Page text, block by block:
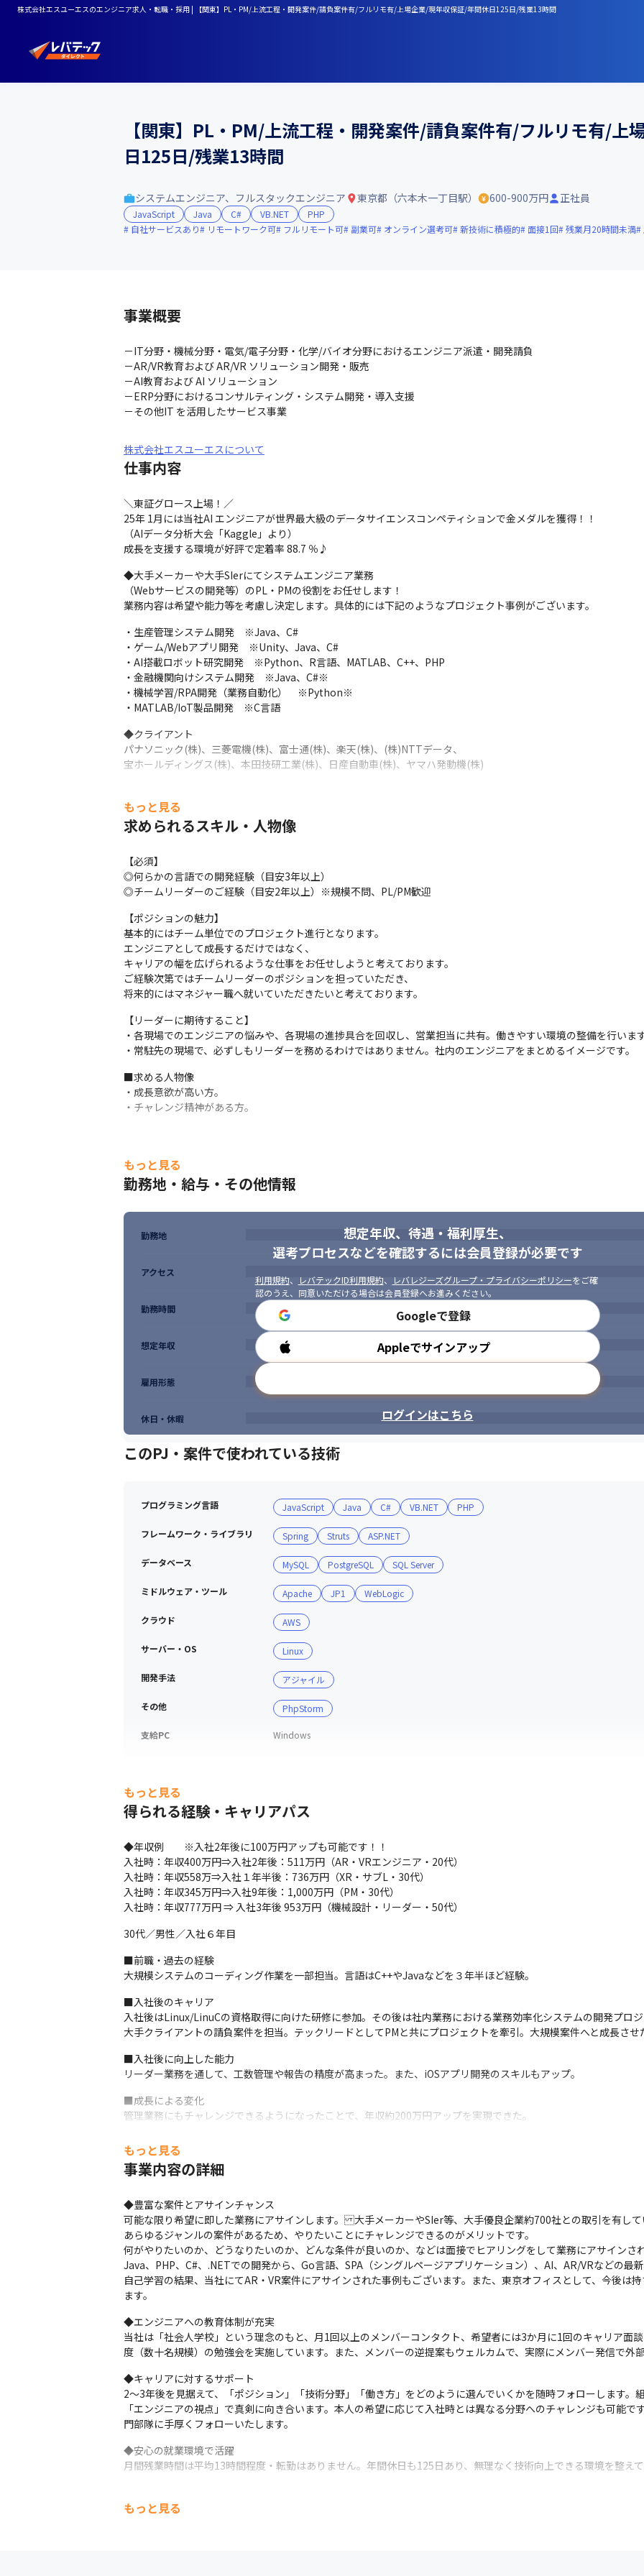
株式会社エスユーエスのエンジニア求人・転職・採用 | 【関東】PL・PM/上流工程・開発案件/請負案件有/フルリモ有/上場企業/現年収保証/年間休日125日/残業13時間
【関東】PL・PM/上流工程・開発案件/請負案件有/フルリモ有/上
日125日/残業13時間
システムエンジニア、フルスタックエンジニア 東京都（六本木一丁目駅） 600-900万円 正社員
JavaScript Java C# VB.NET
PHP
自社サービスあり
リモートワーク可 フルリモート可 副業可 オンライン選考可 新技術に積極的 面接1回 残業月20時間未満
事業概要
－IT分野・機械分野・電気/電子分野・化学/バイオ分野におけるエンジニア派遣・開発請負
－AR/VR教育および AR/VR ソリューション開発・販売
－AI教育および AI ソリューション
－ERP分野におけるコンサルティング・システム開発・導入支援
－その他IT を活用したサービス事業
株式会社エスユーエスについて
仕事内容
＼東証グロース上場！／
25年 1月には当社AI エンジニアが世界最大級のデータサイエンスコンペティションで金メダルを獲得！！
（AIデータ分析大会「Kaggle」より）
成長を支援する環境が好評で定着率 88.7 ％♪
◆大手メーカーや大手SIerにてシステムエンジニア業務
（Webサービスの開発等）のPL・PMの役割をお任せします！
業務内容は希望や能力等を考慮し決定します。具体的には下記のようなプロジェクト事例がございます。
・生産管理システム開発　※Java、C#
・ゲーム/Webアプリ開発　※Unity、Java、C#
・AI搭載ロボット研究開発　※Python、R言語、MATLAB、C++、PHP
・金融機関向けシステム開発　※Java、C#※
・機械学習/RPA開発（業務自動化）　※Python※
・MATLAB/IoT製品開発　※C言語
◆クライアント
パナソニック(株)、三菱電機(株)、富士通(株)、楽天(株)、(株)NTTデータ、
宝ホールディングス(株)、本田技研工業(株)、日産自動車(株)、ヤマハ発動機(株)
直請け案件も多数あります。
◆年収例
入社時：年収777万円 ⇒ 入社3年後 953万円（機械設計・リーダー・50代）
◆研修制度・勉強会
■PM/PL研修
■課題別テクニカル研修
■トレンド技術研修
■e-Learning
もっと見る
求められるスキル・人物像
【必須】
◎何らかの言語での開発経験（目安3年以上）
◎チームリーダーのご経験（目安2年以上）※規模不問、PL/PM歓迎
【ポジションの魅力】
基本的にはチーム単位でのプロジェクト進行となります。
エンジニアとして成長するだけではなく、
キャリアの幅を広げられるような仕事をお任せしようと考えております。
ご経験次第ではチームリーダーのポジションを担っていただき、
将来的にはマネジャー職へ就いていただきたいと考えております。
【リーダーに期待すること】
・各現場でのエンジニアの悩みや、各現場の進捗具合を回収し、営業担当に共有。働きやすい環境の整備を行いま
・常駐先の現場で、必ずしもリーダーを務めるわけではありません。社内のエンジニアをまとめるイメージです。
■求める人物像
・成長意欲が高い方。
・チャレンジ精神がある方。
もっと見る
勤務地・給与・その他情報
想定年収、待遇・福利厚生、
選考プロセスなどを確認するには会員登録が必要です
利用規約、 レバテックID利用規約、 レバレジーズグループ・プライバシーポリシーをご確
認のうえ、同意いただける場合は会員登録へお進みください。
Googleで登録
Appleでサインアップ
ログインはこちら
勤務地
アクセス
勤務時間
想定年収
雇用形態
休日・休暇
このPJ・案件で使われている技術
プログラミング言語 JavaScript Java C# VB.NET PHP
フレームワーク・ライブラリ Spring Struts ASP.NET
データベース MySQL PostgreSQL SQL Server
ミドルウェア・ツール Apache JP1 WebLogic
クラウド AWS
サーバー・OS Linux
開発手法 アジャイル
その他 PhpStorm
支給PC Windows
もっと見る
得られる経験・キャリアパス
◆年収例　　※入社2年後に100万円アップも可能です！！
入社時：年収400万円⇒入社2年後：511万円（AR・VRエンジニア・20代）
入社時：年収558万⇒入社１年半後：736万円（XR・サブL・30代）
入社時：年収345万円⇒入社9年後：1,000万円（PM・30代）
入社時：年収777万円 ⇒ 入社3年後 953万円（機械設計・リーダー・50代）
30代／男性／入社６年目
■前職・過去の経験
大規模システムのコーディング作業を一部担当。言語はC++やJavaなどを３年半ほど経験。
■入社後のキャリア
入社後はLinux/LinuCの資格取得に向けた研修に参加。その後は社内業務における業務効率化システムの開発プロ
大手クライアントの請負案件を担当。テックリードとしてPMと共にプロジェクトを牽引。大規模案件へと成長さ
■入社後に向上した能力
リーダー業務を通して、工数管理や報告の精度が高まった。また、iOSアプリ開発のスキルもアップ。
■成長による変化
管理業務にもチャレンジできるようになったことで、年収約200万円アップを実現できた。
もっと見る
事業内容の詳細
◆豊富な案件とアサインチャンス
可能な限り希望に即した業務にアサインします。大手メーカーやSIer等、大手優良企業約700社との取引を有し
あらゆるジャンルの案件があるため、やりたいことにチャレンジできるのがメリットです。
何がやりたいのか、どうなりたいのか、どんな条件が良いのか、などは面接でヒアリングをして業務にアサインさ
Java、PHP、C#、.NETでの開発から、Go言語、SPA（シングルページアプリケーション）、AI、AR/VRなどの最
自己学習の結果、当社にてAR・VR案件にアサインされた事例もございます。また、東京オフィスとして、今後は
ます。
◆エンジニアへの教育体制が充実
当社は「社会人学校」という理念のもと、月1回以上のメンバーコンタクト、希望者には3か月に1回のキャリア面
度（数十名規模）の勉強会を実施しています。また、メンバーの逆提案もウェルカムで、実際にメンバー発信で外
◆キャリアに対するサポート
2～3年後を見据えて、「ポジション」「技術分野」「働き方」をどのように選んでいくかを随時フォローします。
「エンジニアの視点」で真剣に向き合います。本人の希望に応じて入社時とは異なる分野へのチャレンジも可能
門部隊に手厚くフォローいたします。
◆安心の就業環境で活躍
月間残業時間は平均13時間程度・転勤はありません。年間休日も125日あり、無理なく技術向上できる環境を整え
もっと見る